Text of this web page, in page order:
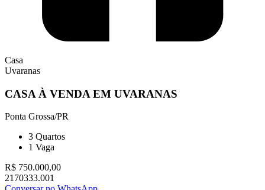
Casa
Uvaranas
CASA À VENDA EM UVARANAS
Ponta Grossa/PR
3 Quartos
1 Vaga
R$ 750.000,00
2170333.001